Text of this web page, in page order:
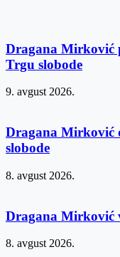
Dragana Mirković
Trgu slobode
9. avgust 2026.
Dragana Mirković
slobode
8. avgust 2026.
Dragana Mirković
8. avgust 2026.